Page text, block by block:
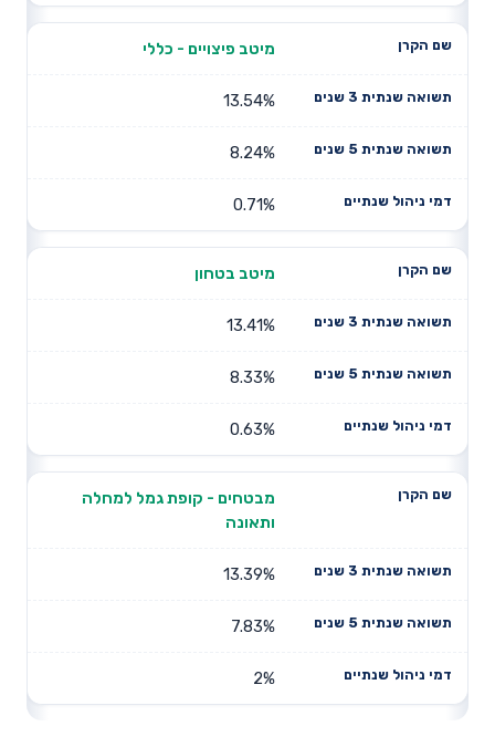
מיטב פיצויים - כללי
13.54%
8.24%
0.71%
מיטב בטחון
13.41%
8.33%
0.63%
מבטחים - קופת גמל למחלה
ותאונה
13.39%
7.83%
2%